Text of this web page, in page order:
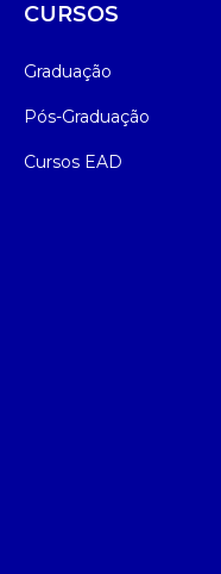
CURSOS
Graduação
Pós-Graduação
Cursos EAD